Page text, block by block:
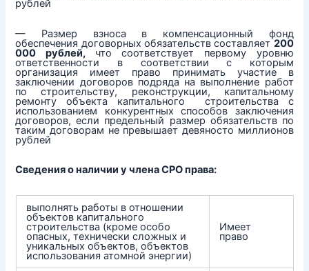
рублей
— Размер взноса в компенсационный фонд
обеспечения договорных обязательств составляет200
000 рублей, что соответствует первому уровню
ответственности в соответствии с которым
организация имеет право принимать участие в
заключении договоров подряда на выполнение работ
по строительству, реконструкции, капитальному
ремонту объекта капитального строительства с
использованием конкурентных способов заключения
договоров, если предельный размер обязательств по
таким договорам не превышает девяносто миллионов
рублей
Сведения о наличии у члена СРО права:
выполнять работы в отношении
объектов капитального
строительства (кроме особо
опасных, технически сложных и
уникальных объектов, объектов
использования атомной энергии)
Имеет
право